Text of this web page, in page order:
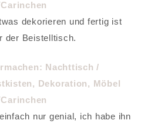
dekorieren und fertig ist
der Beistelltisch.
nur genial, ich habe ihn